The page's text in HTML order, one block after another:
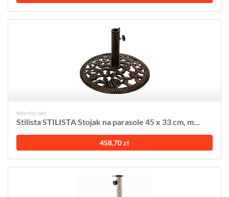
Morele.net
Stilista STILISTA Stojak na parasole 45 x 33 cm, m...
458,70 zł